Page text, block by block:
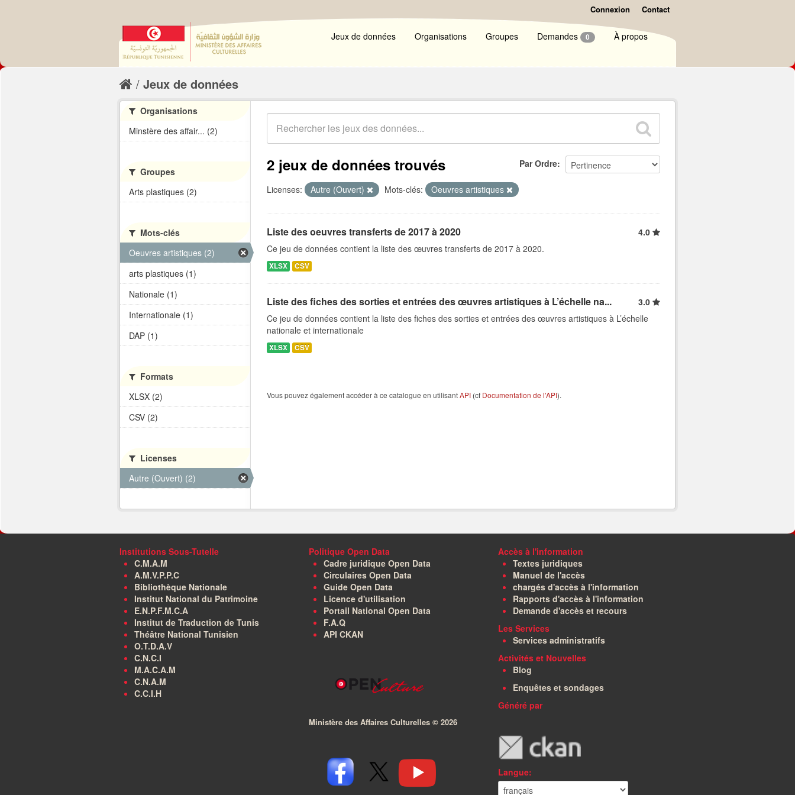
Connexion Contact
Jeux de données Organisations Groupes Demandes 0 À propos
Jeux de données
Par Ordre
2 jeux de données trouvés
Licenses: Autre (Ouvert) Mots-clés: Oeuvres artistiques
Liste des oeuvres transferts de 2017 à 2020
4.0
Ce jeu de données contient la liste des œuvres transferts de 2017 à 2020.
XLSX CSV
Liste des fiches des sorties et entrées des œuvres artistiques à L’échelle na...
3.0
Ce jeu de données contient la liste des fiches des sorties et entrées des œuvres artistiques à L’échelle
nationale et internationale
XLSX CSV
Vous pouvez également accéder à ce catalogue en utilisantAPI (cf Documentation de l'API).
Organisations
Minstère des affair... (2)
Groupes
Arts plastiques (2)
Mots-clés
Oeuvres artistiques (2)
arts plastiques (1)
Nationale (1)
Internationale (1)
DAP (1)
Formats
XLSX (2)
CSV (2)
Licenses
Autre (Ouvert) (2)
Institutions Sous-Tutelle
C.M.A.M
A.M.V.P.P.C
Bibliothèque Nationale
Institut National du Patrimoine
E.N.P.F.M.C.A
Institut de Traduction de Tunis
Théâtre National Tunisien
O.T.D.A.V
C.N.C.I
M.A.C.A.M
C.N.A.M
C.C.I.H
Politique Open Data
Cadre juridique Open Data
Circulaires Open Data
Guide Open Data
Licence d'utilisation
Portail National Open Data
F.A.Q
API CKAN
Ministère des Affaires Culturelles © 2026
Accès à l'information
Textes juridiques
Manuel de l'accès
chargés d'accès à l'information
Rapports d'accès à l'information
Demande d'accès et recours
Les Services
Services administratifs
Activités et Nouvelles
Blog
Enquêtes et sondages
Généré par
Langue